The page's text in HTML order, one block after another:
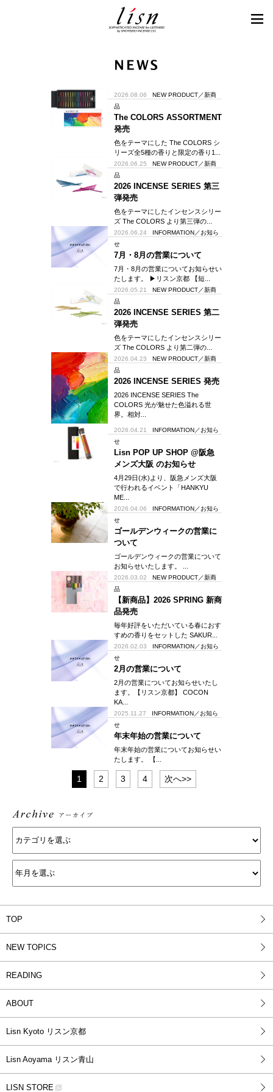
2026.08.06
NEW PRODUCT／新商
品
The COLORS ASSORTMENT
発売
色をテーマにした The COLORS シ
リーズ全5種の香りと限定の香り1...
2026.06.25
NEW PRODUCT／新商
品
2026 INCENSE SERIES 第三
弾発売
色をテーマにしたインセンスシリー
ズ The COLORS より第三弾の...
2026.06.24
INFORMATION／お知ら
せ
7月・8月の営業について
7月・8月の営業についてお知らせい
たします。 ▶︎リスン京都 【短...
2026.05.21
NEW PRODUCT／新商
品
2026 INCENSE SERIES 第二
弾発売
色をテーマにしたインセンスシリー
ズ The COLORS より第二弾の...
2026.04.23
NEW PRODUCT／新商
品
2026 INCENSE SERIES 発売
2026 INCENSE SERIES The
COLORS 光が魅せた色溢れる世
界。相対...
2026.04.21
INFORMATION／お知ら
せ
Lisn POP UP SHOP @阪急
メンズ大阪 のお知らせ
4月29日(水)より、阪急メンズ大阪
で行われるイベント「HANKYU
ME...
2026.04.06
INFORMATION／お知ら
せ
ゴールデンウィークの営業に
ついて
ゴールデンウィークの営業について
お知らせいたします。 ...
2026.03.02
NEW PRODUCT／新商
品
【新商品】2026 SPRING 新商
品発売
毎年好評をいただいている春におす
すめの香りをセットした SAKUR...
2026.02.03
INFORMATION／お知ら
せ
2月の営業について
2月の営業についてお知らせいたし
ます。【リスン京都】 COCON
KA...
2025.11.27
INFORMATION／お知ら
せ
年末年始の営業について
年末年始の営業についてお知らせい
たします。 【...
1 2 3 4 次へ>>
TOP
NEW TOPICS
READING
ABOUT
Lisn Kyoto リスン京都
Lisn Aoyama リスン青山
LISN STORE